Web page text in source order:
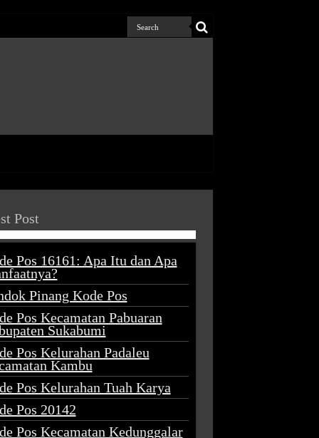
Post
Pos 16161: Apa Itu dan Apa
Pinang Kode Pos
Pos Kecamatan Pabuaran
Sukabumi
Pos Kelurahan Padaleu
Kambu
Pos Kelurahan Tuah Karya
Pos 20142
Pos Kecamatan Kedunggalar